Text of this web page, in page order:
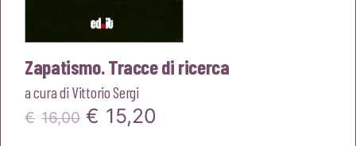
Zapatismo. Tracce di ricerca
a cura di Vittorio Sergi
€ 16,00 Il
€ 15,20